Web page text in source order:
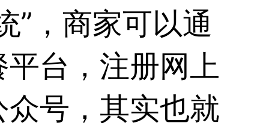
”，商家可以通
台，注册网上
号，其实也就